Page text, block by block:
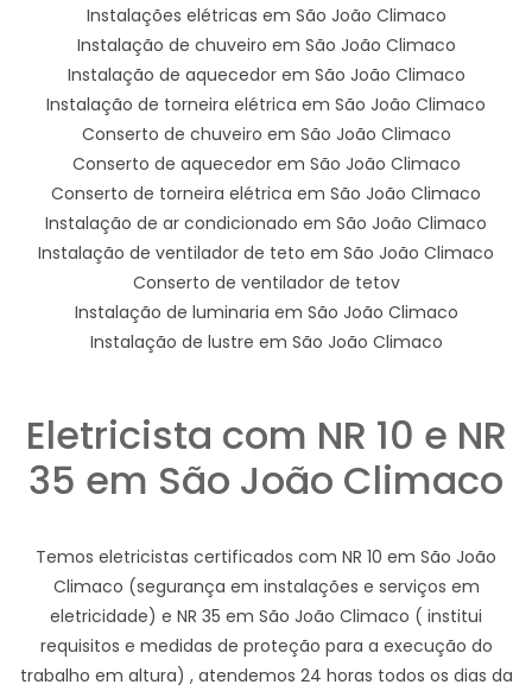
Instalações elétricas em São João Climaco
Instalação de chuveiro em São João Climaco
Instalação de aquecedor em São João Climaco
Instalação de torneira elétrica em São João Climaco
Conserto de chuveiro em São João Climaco
Conserto de aquecedor em São João Climaco
Conserto de torneira elétrica em São João Climaco
Instalação de ar condicionado em São João Climaco
Instalação de ventilador de teto em São João Climaco
Conserto de ventilador de tetov
Instalação de luminaria em São João Climaco
Instalação de lustre em São João Climaco
Eletricista com NR 10 e NR
35 em São João Climaco
Temos eletricistas certificados com NR 10 em São João
Climaco (segurança em instalações e serviços em
eletricidade) e NR 35 em São João Climaco ( institui
requisitos e medidas de proteção para a execução do
trabalho em altura) , atendemos 24 horas todos os dias da